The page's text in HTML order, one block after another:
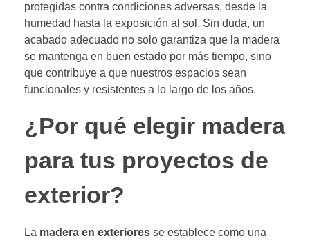
protegidas contra condiciones adversas, desde la
humedad hasta la exposición al sol. Sin duda, un
acabado adecuado no solo garantiza que la madera
se mantenga en buen estado por más tiempo, sino
que contribuye a que nuestros espacios sean
funcionales y resistentes a lo largo de los años.
¿Por qué elegir madera
para tus proyectos de
exterior?
La madera en exteriores se establece como una